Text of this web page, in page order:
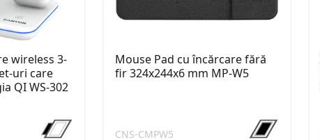
wireless 3-
uri care
QI WS-302
Mouse Pad cu încărcare fără
fir 324x244x6 mm MP-W5
CNS-CMPW5